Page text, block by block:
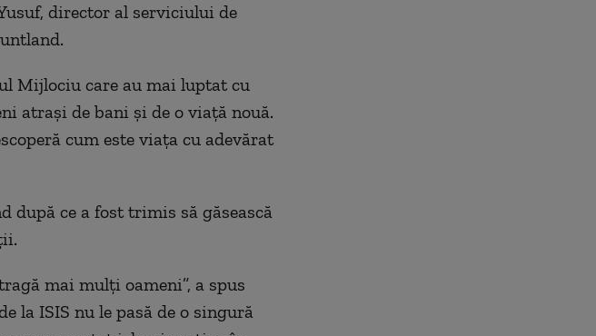
director al serviciului de
Mijlociu care au mai luptat cu
atrași de bani și de o viață nouă.
cum este viața cu adevărat
după ce a fost trimis să găsească
mai mulți oameni”, a spus
la ISIS nu le pasă de o singură